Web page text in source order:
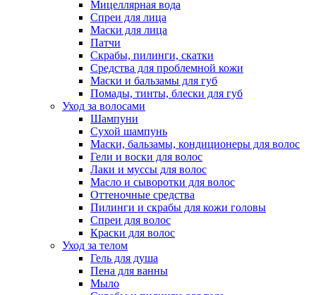
Мицеллярная вода
Спреи для лица
Маски для лица
Патчи
Скрабы, пилинги, скатки
Средства для проблемной кожи
Маски и бальзамы для губ
Помады, тинты, блески для губ
Уход за волосами
Шампуни
Сухой шампунь
Маски, бальзамы, кондиционеры для волос
Гели и воски для волос
Лаки и муссы для волос
Масло и сыворотки для волос
Оттеночные средства
Пилинги и скрабы для кожи головы
Спреи для волос
Краски для волос
Уход за телом
Гель для душа
Пена для ванны
Мыло